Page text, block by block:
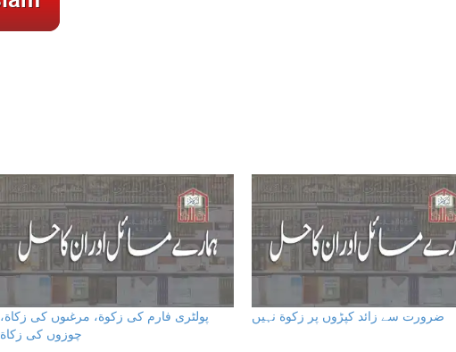
پولٹری فارم کی زکوة، مرغىوں كى زكاة،
چوزوں كى زكاة
ضرورت سے زائد کپڑوں پر زکوة نہیں